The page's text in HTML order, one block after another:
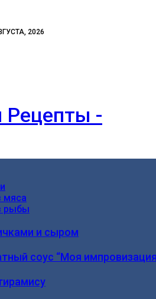
2026
Рецепты -
мяса
рыбы
и сыром
соус “Моя